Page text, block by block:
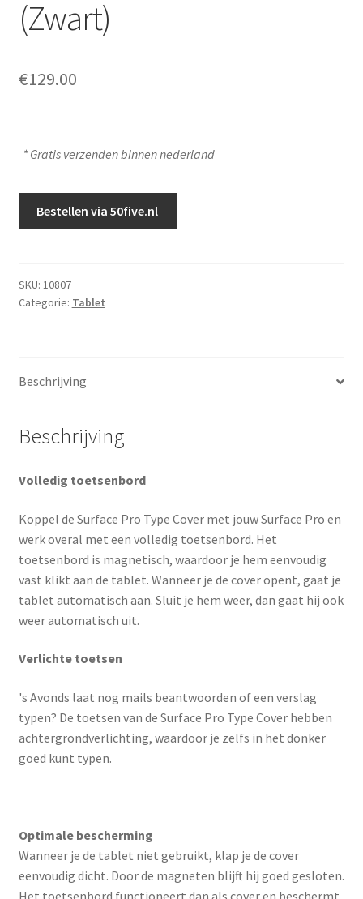
(Zwart)
€129.00
Bestellen via 50five.nl
SKU: 10807
Categorie: Tablet
Beschrijving
Beschrijving
Volledig toetsenbord
Koppel de Surface Pro Type Cover met jouw Surface Pro en
werk overal met een volledig toetsenbord. Het
toetsenbord is magnetisch, waardoor je hem eenvoudig
vast klikt aan de tablet. Wanneer je de cover opent, gaat je
tablet automatisch aan. Sluit je hem weer, dan gaat hij ook
weer automatisch uit.
Verlichte toetsen
's Avonds laat nog mails beantwoorden of een verslag
typen? De toetsen van de Surface Pro Type Cover hebben
achtergrondverlichting, waardoor je zelfs in het donker
goed kunt typen.
Optimale bescherming
Wanneer je de tablet niet gebruikt, klap je de cover
eenvoudig dicht. Door de magneten blijft hij goed gesloten.